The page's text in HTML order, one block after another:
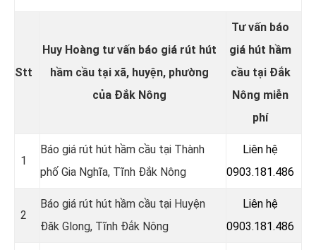
Stt
Huy Hoàng tư vấn báo giá rút hút
hầm cầu tại xã, huyện, phường
của Đắk Nông
Tư vấn báo
giá hút hầm
cầu tại Đắk
Nông miễn
phí
1
Báo giá rút hút hầm cầu tại Thành
phố Gia Nghĩa, Tĩnh Đắk Nông
Liên hệ
0903.181.486
2
Báo giá rút hút hầm cầu tại Huyện
Đăk Glong, Tĩnh Đắk Nông
Liên hệ
0903.181.486